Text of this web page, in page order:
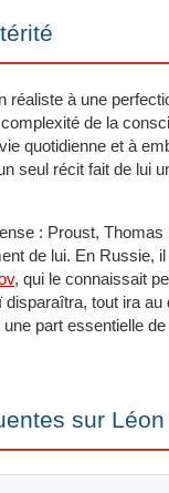
réaliste à une
de la
quotidienne et à
seul récit fait de lui
: Proust, Thomas
de lui. En Russie,
, qui le connaissait
tout ira au
une part essentielle
sur